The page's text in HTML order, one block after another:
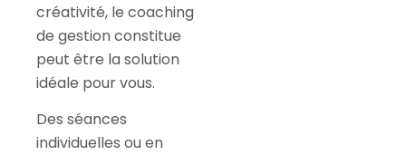
créativité, le coaching
de gestion constitue
peut être la solution
idéale pour vous.
Des séances
individuelles ou en